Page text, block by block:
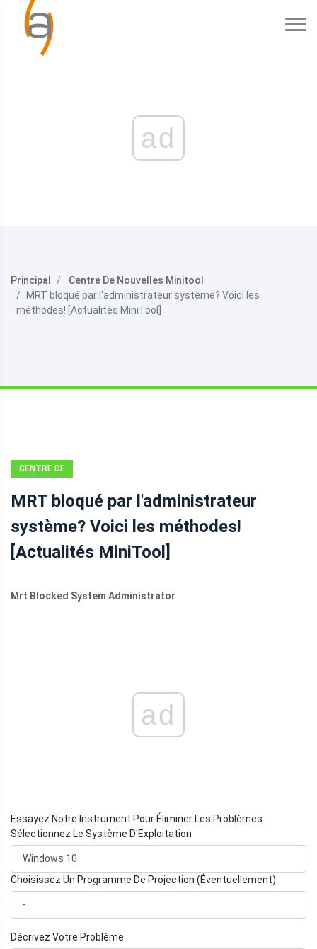
ad
Principal
Centre De Nouvelles Minitool
MRT bloqué par l'administrateur système? Voici les
méthodes! [Actualités MiniTool]
CENTRE DE
MINITOOL
MRT bloqué par l'administrateur
système? Voici les méthodes!
[Actualités MiniTool]
Mrt Blocked System Administrator
ad
Essayez Notre Instrument Pour Éliminer Les Problèmes
Sélectionnez Le Système D'Exploitation
Choisissez Un Programme De Projection (Éventuellement)
Décrivez Votre Problème